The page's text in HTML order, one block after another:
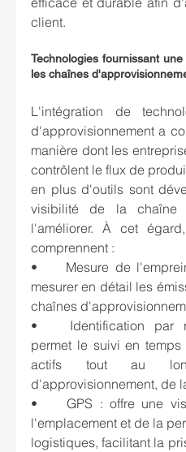
client.
Technologies fournissant
les chaînes
L'intégration de
d'approvisionnement a
manière dont les
contrôlent le flux de
en plus d'outils sont
visibilité de la chaîne
l'améliorer. À cet
comprennent :
•	Mesure de l'empreinte carbone : permet de
mesurer en détail les
chaînes
•	Identification par radiofréquence (RFID) :
permet le suivi en
actifs tout au
d'approvisionnement, de
•	GPS : offre une visibilité en temps réel de
l'emplacement et de la
logistiques, facilitant la